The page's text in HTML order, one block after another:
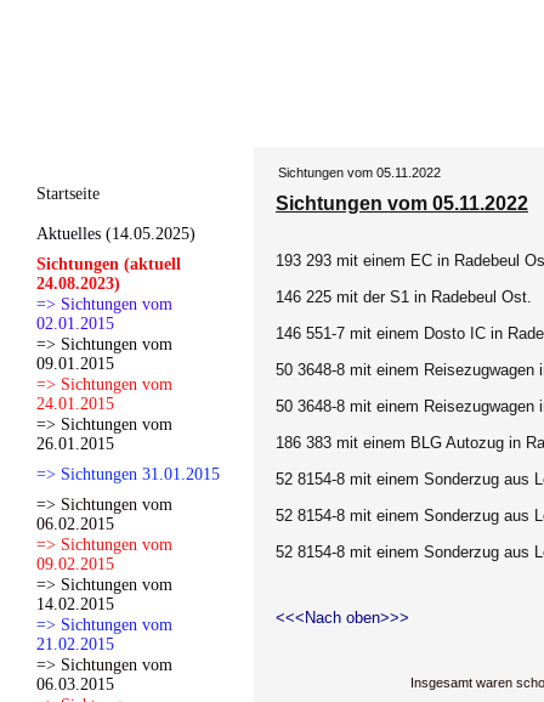
Startseite
Aktuelles (14.05.2025)
Sichtungen (aktuell
24.08.2023)
=> Sichtungen vom
02.01.2015
=> Sichtungen vom
09.01.2015
=> Sichtungen vom
24.01.2015
=> Sichtungen vom
26.01.2015
=> Sichtungen 31.01.2015
=> Sichtungen vom
06.02.2015
=> Sichtungen vom
09.02.2015
=> Sichtungen vom
14.02.2015
=> Sichtungen vom
21.02.2015
=> Sichtungen vom
06.03.2015
Sichtungen vom 05.11.2022
Sichtungen vom 05.11.2022
193 293 mit einem EC in Radebeul
146 225 mit der S1 in Radebeul Ost.
146 551-7 mit einem Dosto IC in
50 3648-8 mit einem Reisezugwagen
50 3648-8 mit einem Reisezugwagen
186 383 mit einem BLG Autozug in
52 8154-8 mit einem Sonderzug aus
52 8154-8 mit einem Sonderzug aus
52 8154-8 mit einem Sonderzug aus
<<<Nach oben>>>
Insgesamt waren